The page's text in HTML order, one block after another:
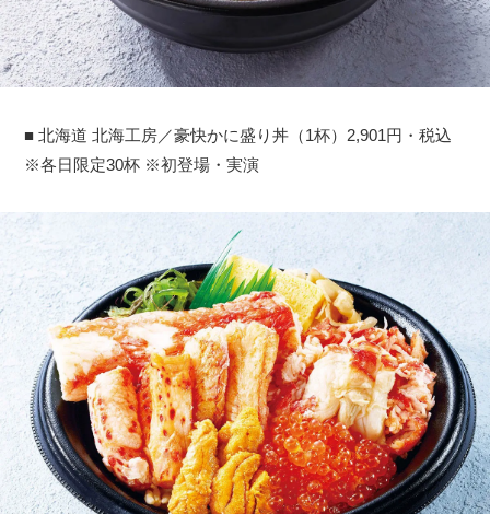
■ 北海道 北海工房／豪快かに盛り丼（1杯）2,901円・税込
※各日限定30杯 ※初登場・実演